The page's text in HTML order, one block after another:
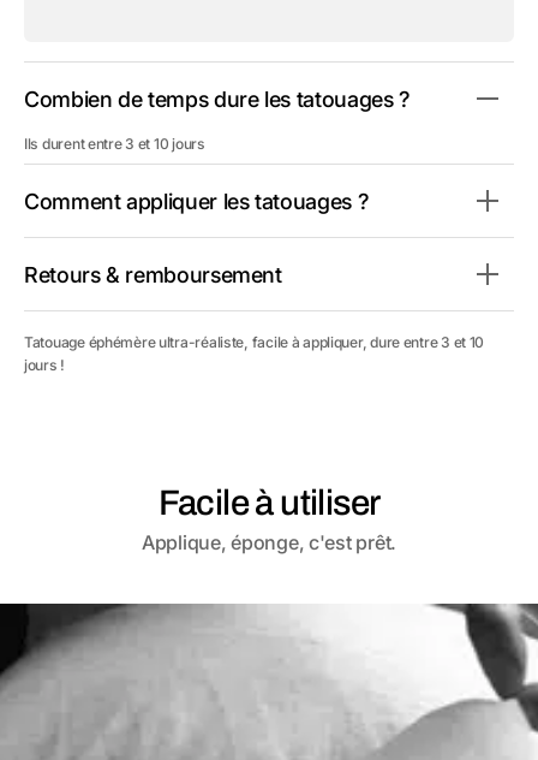
Combien de temps dure les tatouages ?
Ils durent entre 3 et 10 jours
Comment appliquer les tatouages ?
Retours & remboursement
Tatouage éphémère ultra-réaliste, facile à appliquer, dure entre 3 et 10
jours !
Facile à utiliser
Applique, éponge, c'est prêt.